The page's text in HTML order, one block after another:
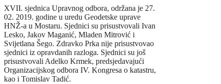
XVII. sjednica Upravnog odbora, održana je 27.
02. 2019. godine u uredu Geodetske uprave
HNŽ-a u Mostaru. Sjednici su prisustvovali Ivan
Lesko, Jakov Maganić, Mladen Mitrović i
Svijetlana Šego. Zdravko Prka nije prisustvovao
sjednici iz opravdanih razloga. Sjednici su još
prisustvovali Adelko Krmek, predsjedavajući
Organizacijskog odbora IV. Kongresa o katastru,
kao i Tomislav Tadić.